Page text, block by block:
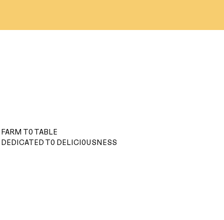
FARM TO TABLE
DEDICATED TO DELICIOUSNESS